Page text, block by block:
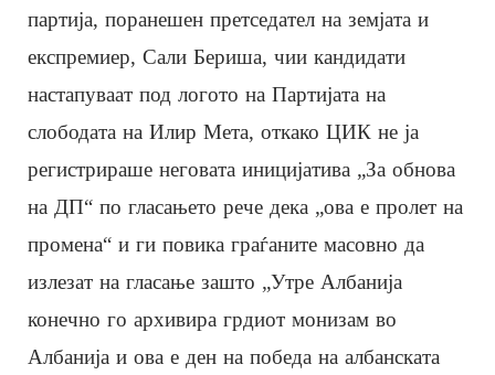
партија, поранешен претседател на земјата и
експремиер, Сали Бериша, чии кандидати
настапуваат под логото на Партијата на
слободата на Илир Мета, откако ЦИК не ја
регистрираше неговата иницијатива „За обнова
на ДП“ по гласањето рече дека „ова е пролет на
промена“ и ги повика граѓаните масовно да
излезат на гласање зашто „Утре Албанија
конечно го архивира грдиот монизам во
Албанија и ова е ден на победа на албанската